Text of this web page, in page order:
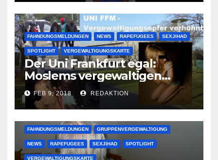
FAHNDUNGSMELDUNGEN NEWS RAPEFUGEES SEXJIHAD
SPOTLIGHT VERGEWALTIGUNGSKARTE
Der Uni Frankfurt egal:
Moslems vergewaltigen
deutsche Studentinnen auf
Uni-Campus
FEB 9, 2018 REDAKTION
FAHNDUNGSMELDUNGEN GRUPPENVERGEWALTIGUNG
NEWS RAPEFUGEES SEXJIHAD SPOTLIGHT
VERGEWALTIGUNGSKARTE